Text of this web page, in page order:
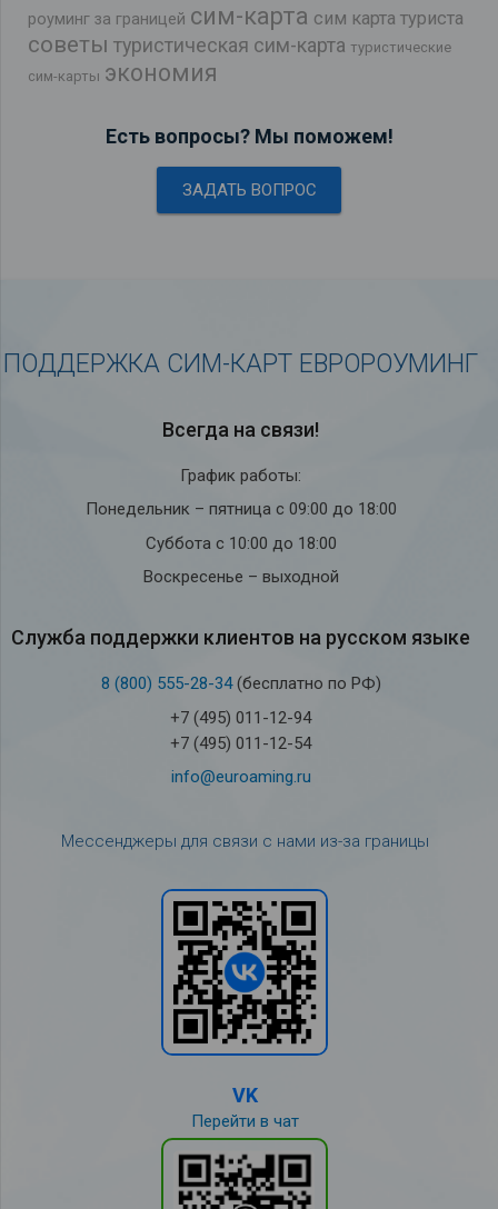
роуминг за границей сим-карта сим карта туриста
советы туристическая сим-карта туристические
сим-карты экономия
Есть вопросы? Мы поможем!
ЗАДАТЬ ВОПРОС
ПОДДЕРЖКА СИМ-КАРТ ЕВРОРОУМИНГ
Всегда на связи!
График работы:
Понедельник – пятница с 09:00 до 18:00
Суббота с 10:00 до 18:00
Воскресенье – выходной
Служба под­держки кли­ен­тов на рус­ском языке
8 (800) 555-28-34(бесплатно по РФ)
+7 (495) 011-12-94
+7 (495) 011-12-54
info@euroaming.ru
Мессенджеры для связи с нами из-за границы
VK
Перейти в чат